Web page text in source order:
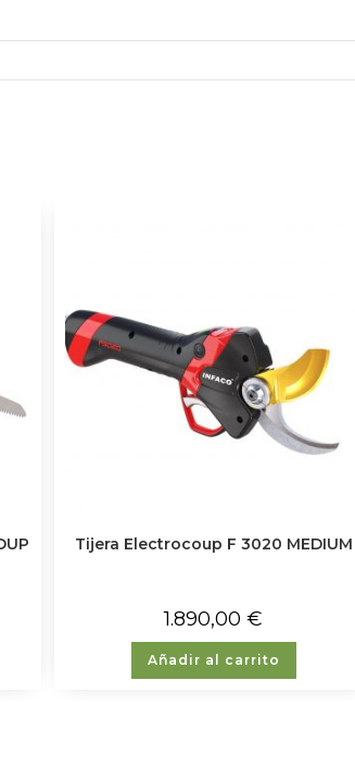
Tijera Electrocoup F 3020 MEDIUM
1.890,00 €
Añadir al carrito